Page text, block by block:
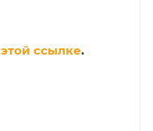
этой ссылке.